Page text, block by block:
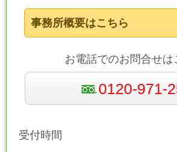
事務所概要はこちら
お電話でのお問合せは
0120-971-
受付時間